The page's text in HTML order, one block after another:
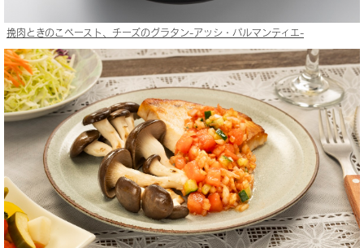
挽肉ときのこペースト、チーズのグラタン-アッシ・パルマンティエ-